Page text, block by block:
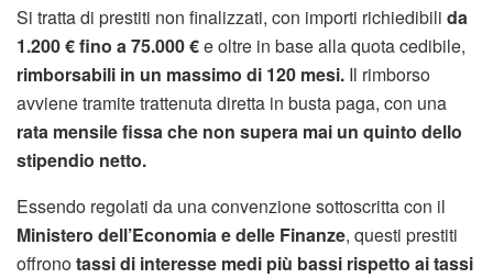
Si tratta di prestiti non finalizzati, con importi richiedibili da
1.200 € fino a 75.000 €e oltre in base alla quota cedibile,
rimborsabili in un massimo di 120 mesi. Il rimborso
avviene tramite trattenuta diretta in busta paga, con una
rata mensile fissa che non supera mai un quinto dello
stipendio netto.
Essendo regolati da una convenzione sottoscritta con il
Ministero dell’Economia e delle Finanze, questi prestiti
offronotassi di interesse medi più bassi rispetto ai tassi